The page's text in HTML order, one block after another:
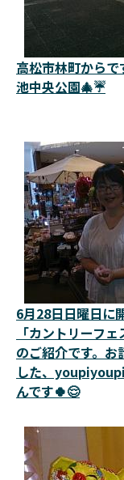
高松市林町からで
池中央公園🎄☔
6月28日日曜日に
「カントリーフェ
のご紹介です。お
した、
んです🍀😌